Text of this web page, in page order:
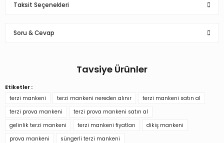
Taksit Seçenekleri
Soru & Cevap
Ürün hakkında henüz soru sorulmamış.
Soru Sor
Tavsiye Ürünler
3.739,71 TL
Etiketler :
terzi mankeni
terzi mankeni nereden alınır
terzi mankeni satın al
terzi prova mankeni
terzi prova mankeni satın al
gelinlik terzi mankeni
terzi mankeni fiyatları
dikiş mankeni
prova mankeni
süngerli terzi mankeni